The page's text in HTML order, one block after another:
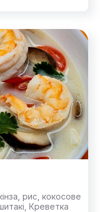
рис, кокосове
Креветка